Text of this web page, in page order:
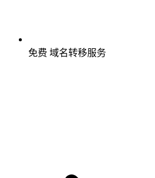
免费 域名转移服务